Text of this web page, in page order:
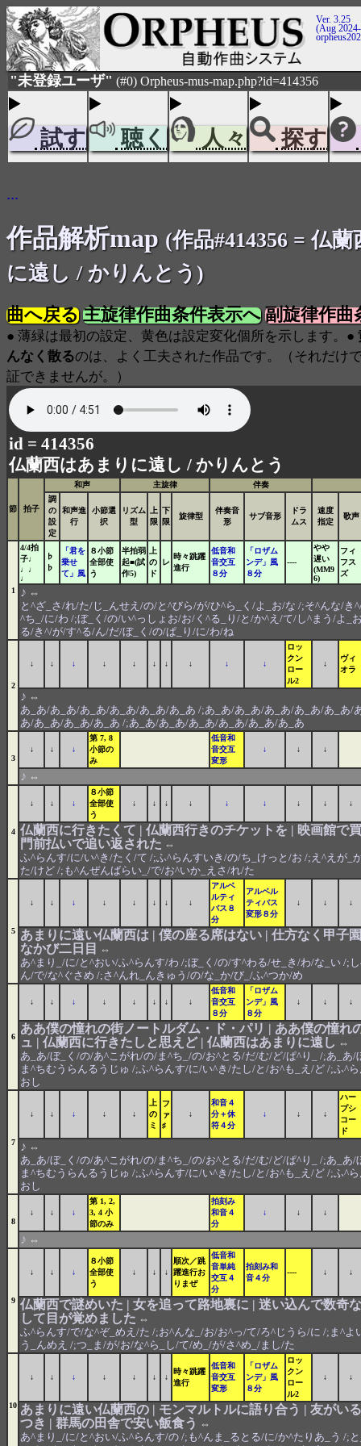
Ver. 3.25
(Aug
"未登録ユーザ" (#0) Orpheus-mus-map.php?id=414356
試す 聴く 人々 探す
...
作品解析map (作品#414356 = 仏
に遠し / かりんとう)
曲へ戻る 主旋律作曲条件表示へ 副旋律作曲
● 薄緑は最初の設定、黄色は設定変化個所を示します。●
んなく散るのは、よく工夫された作品です。（それだけ
証できませんが。）
id = 414356
仏蘭西はあまりに遠し / かりんとう
節 拍子
和声 主旋律
伴奏
調
の
設
定
和声進
行
小節選
択
リズム
型
上
限
下
限
旋律型
伴奏音
形
サブ音形
ドラ
ムス
速度
指定
歌声
1
4/4拍
子♩
♩♩
♩
♭
♭
「君を
乗せ
て」風
８小節
全部使
う
半拍弱
起■(試
作5)
上
の
ド
レ
時々跳躍
進行
低音和
音交互
８分
「ロザム
ンデ」風
８分
----
やや
遅い
(MM9
6)
フィ
フス
ズ
♪ ⇔
と^ざ_さ/れ/た/じ_んせえ/の/と^びら/が/ひ^ら_く/よ_お/な /;そ^んな/き
^ち_/に/わ /;ぼ_く/の/い^っしょお/お/く^る_り/と/か^え/て/し^まう/よ_
る/き^/が/す^る/ん/だ/ぼ_く/の/ぱ_り/に/わ/ね
2
↓ ↓ ↓ ↓ ↓ ↓ ↓ ↓ ↓ ↓
ロッ
クン
ロー
ル2
↓
ヴィ
オラ
♪ ⇔
あ_あ/あ_あ/あ_あ/あ_あ/あ_あ/あ_あ /;あ_あ/あ_あ/あ_あ/あ_あ/あ_あ/
あ/あ_あ/あ_あ/あ_あ /;あ_あ/あ_あ/あ_あ/あ_あ/あ_あ/あ_あ
3
↓ ↓ ↓
第 7, 8
小節の
み
低音和
音交互
変形
↓ ↓ ↓
♪ ⇔
4
↓ ↓ ↓
８小節
全部使
う
↓ ↓ ↓ ↓ ↓ ↓ ↓ ↓ ↓
仏蘭西に行きたくて | 仏蘭西行きのチケットを | 映画館で
門前払いで追い返された ⇔
ふ^らんす/に/い^き/たく/て /;ふ^らんすいき/の/ち_けっと/お /;え^えが_
た/けど /;も^んぜんばらい_/で/お^いか_えさ/れ/た
5
↓ ↓ ↓ ↓ ↓ ↓ ↓ ↓
アルベ
ルティ
バス８
分
アルベル
ティバス
変形８分
↓ ↓ ↓
あまりに遠い仏蘭西は | 僕の座る席はない | 仕方なく甲子
なかび二日目
⇔
あ^まり_/に/と^おい/ふ^らんす/わ /;ぼ_く/の/す^わる/せ_き/わ/な_い /;
ん/で/な^ぐさめ /;さ^んれ_んきゅう/の/な_か/び_/ふ^つか/め
6
↓ ↓ ↓ ↓ ↓ ↓ ↓ ↓
低音和
音交互
８分
「ロザム
ンデ」風
８分
↓ ↓ ↓
ああ僕の憧れの街ノートルダム・ド・パリ | ああ僕の憧れ
ュ | 仏蘭西に行きたしと思えど | 仏蘭西はあまりに遠し ⇔
あ_あ/ぼ_く/の/あ^こがれ/の/ま^ち_/の/お^とる/だ/む/ど/ぱ^り_ /;あ_あ/
ま^ちむうらんるうじゅ /;ふ^らんす/に/い^き/たし/と/お^も_え/ど /;ふ^
おし
7
↓ ↓ ↓ ↓ ↓
上
の
ミ
フ
ァ
♯
↓
和音４
分＋休
符４分
↓ ↓ ↓
ハー
プシ
コー
ド
♪ ⇔
あ_あ/ぼ_く/の/あ^こがれ/の/ま^ち_/の/お^とる/だ/む/ど/ぱ^り_ /;あ_あ/
ま^ちむうらんるうじゅ /;ふ^らんす/に/い^き/たし/と/お^も_え/ど /;ふ^
おし
8
↓ ↓ ↓
第 1, 2,
3, 4 小
節のみ
拍刻み
和音４
分
↓ ↓ ↓
♪ ⇔
9
↓ ↓ ↓
８小節
全部使
う
↓ ↓ ↓
順次／跳
躍進行お
りまぜ
低音和
音単純
交互４
分
拍刻み和
音４分
---- ↓ ↓
仏蘭西で謎めいた | 女を追って路地裏に | 迷い込んで数奇
して目が覚めました ⇔
ふ^らんす/で/な^ぞ_めえ/た /;お^んな_/お/お^っ/て/ろ^じうら/に /;ま^よ
う_んめえ /;つ_ま/が/お/な^ら_し/て/め_/が/さ^め_/まし/た
10
↓ ↓ ↓ ↓ ↓ ↓ ↓
時々跳躍
進行
低音和
音交互
変形
「ロザム
ンデ」風
８分
ロッ
クン
ロー
ル2
↓ ↓
あまりに遠い仏蘭西の | モンマルトルに語り合う | 友がい
つき | 群馬の田舎で安い飯食う ⇔
あ^まり_/に/と^おい/ふ^らんす/の /;も^んま_るとる/に/か^たりあ_う /;